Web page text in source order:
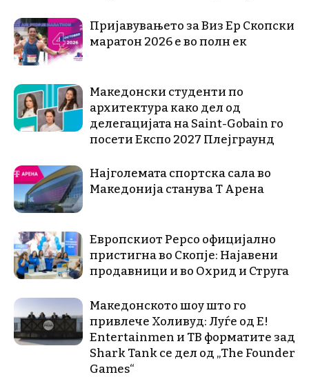
Пријавувањето за Виз Ер Скопски
маратон 2026 е во полн ек
Македонски студенти по
архитектура како дел од
делегацијата на Saint-Gobain го
посети Експо 2027 Плејграунд
Најголемата спортска сала во
Македонија станува Т Арена
Европскиот Pepco официјално
пристигна во Скопје: Најавени
продавници и во Охрид и Струга
Македонското шоу што го
привлече Холивуд: Луѓе од E!
Entertainmen и ТВ форматите зад
Shark Tank се дел од „The Founder
Games“